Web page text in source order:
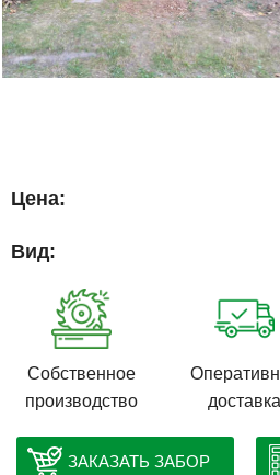
Цена:
Вид:
Собственное
производство
доставка
ЗАКАЗАТЬ ЗАБОР